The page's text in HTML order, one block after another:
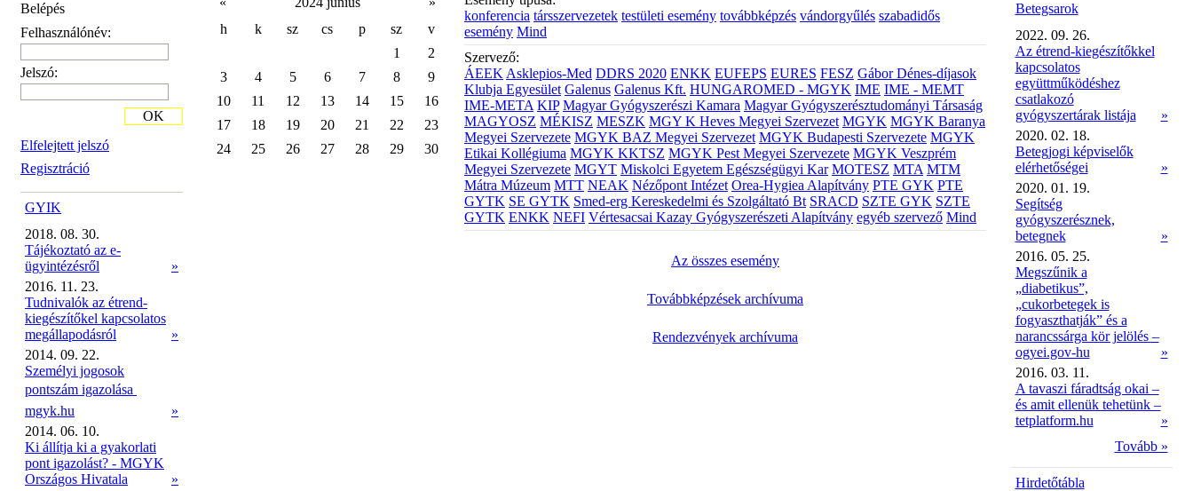
Belépés
Felhasználónév:
Jelszó:
Elfelejtett jelszó
Regisztráció
OK
GYIK
2018. 08. 30.
Tájékoztató az e-
ügyintézésről
»
2016. 11. 23.
Tudnivalók az étrend-
kiegészítőkel kapcsolatos
megállapodásról
»
2014. 09. 22.
Személyi jogosok
pontszám igazolása 
mgyk.hu
»
2014. 06. 10.
Ki állítja ki a gyakorlati
pont igazolást? - MGYK
Országos Hivatala
»
h
k sz cs p sz
v
1
2
3
4 5 6 7 8
9
10
11 12 13 14 15
16
17
18 19 20 21 22
23
24
25 26 27 28 29 30
konferencia társszervezetek testületi esemény továbbképzés vándorgyűlés szabadidős
esemény Mind
Szervező:
ÁEEK Asklepios-Med DDRS 2020 ENKK EUFEPS EURES FESZ Gábor Dénes-díjasok
Klubja Egyesület Galenus Galenus Kft. HUNGAROMED - MGYK IME IME - MEMT
IME-META KIP Magyar Gyógyszerészi Kamara Magyar Gyógyszerésztudományi Társaság
MAGYOSZ MÉKISZ MESZK MGY K Heves Megyei Szervezet MGYK MGYK Baranya
Megyei Szervezete MGYK BAZ Megyei Szervezet MGYK Budapesti Szervezete MGYK
Etikai Kollégiuma MGYK KKTSZ MGYK Pest Megyei Szervezete MGYK Veszprém
Megyei Szervezete MGYT Miskolci Egyetem Egészségügyi Kar MOTESZ MTA MTM
Mátra Múzeum MTT NEAK Nézőpont Intézet Orea-Hygiea Alapítvány PTE GYK PTE
GYTK SE GYTK Smed-erg Kereskedelmi és Szolgáltató Bt SRACD SZTE GYK SZTE
GYTK ENKK NEFI Vértesacsai Kazay Gyógyszerészeti Alapítvány egyéb szervező Mind
Az összes esemény
Továbbképzések archívuma
Rendezvények archívuma
Betegsarok
2022. 09. 26.
Az étrend-kiegészítőkkel
kapcsolatos
együttműködéshez
csatlakozó
gyógyszertárak listája
»
2020. 02. 18.
Betegjogi képviselők
elérhetőségei
»
2020. 01. 19.
Segítség
gyógyszerésznek,
betegnek
»
2016. 05. 25.
Megszűnik a
„diabetikus”,
„cukorbetegek is
fogyaszthatják” és a
narancssárga kör jelölés –
ogyei.gov-hu
»
2016. 03. 11.
A tavaszi fáradtság okai –
és amit ellenük tehetünk –
tetplatform.hu
»
Tovább »
Hirdetőtábla